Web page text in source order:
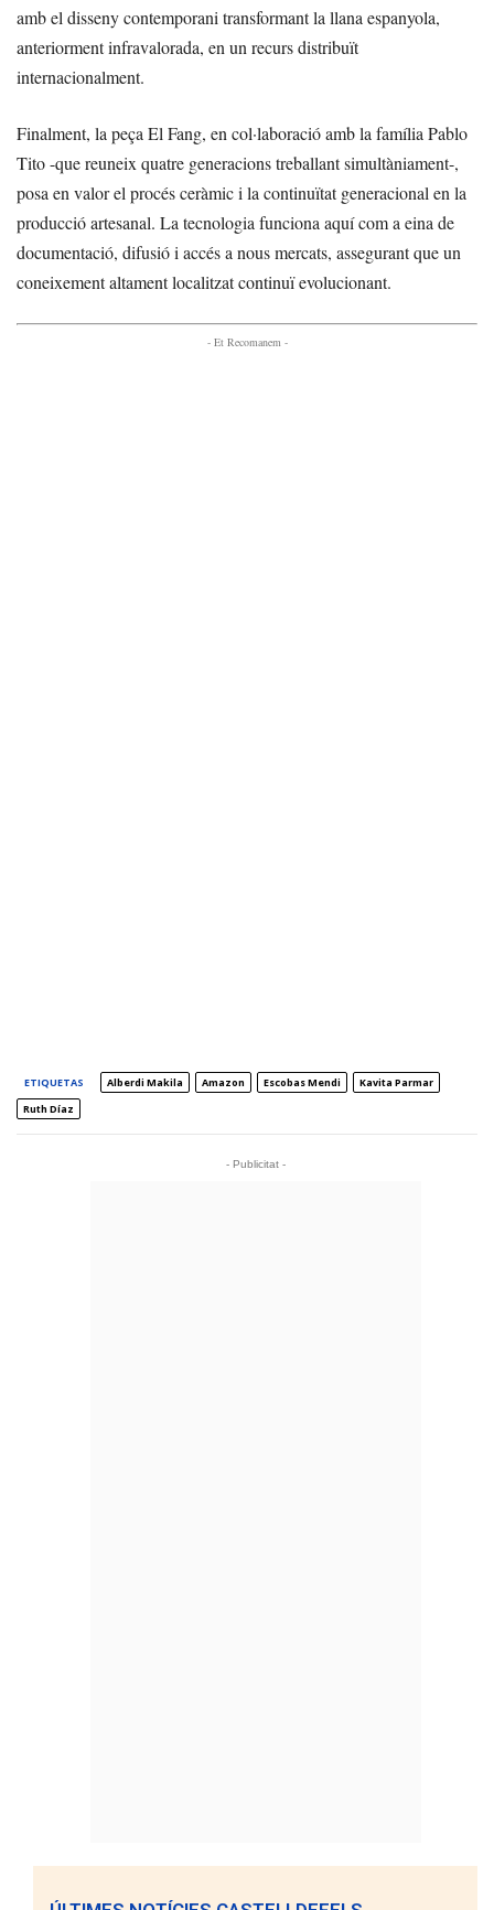
amb el disseny contemporani transformant la llana espanyola,
anteriorment infravalorada, en un recurs distribuït
internacionalment.
Finalment, la peça El Fang, en col·laboració amb la família Pablo
Tito -que reuneix quatre generacions treballant simultàniament-,
posa en valor el procés ceràmic i la continuïtat generacional en la
producció artesanal. La tecnologia funciona aquí com a eina de
documentació, difusió i accés a nous mercats, assegurant que un
coneixement altament localitzat continuï evolucionant.
- Et Recomanem -
ETIQUETAS Alberdi Makila Amazon Escobas Mendi
Kavita Parmar
Ruth Díaz
- Publicitat -